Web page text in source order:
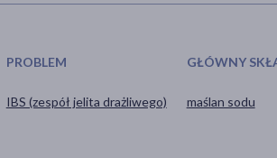
PROBLEM
IBS (zespół jelita drażliwego)
GŁÓWNY
maślan sodu